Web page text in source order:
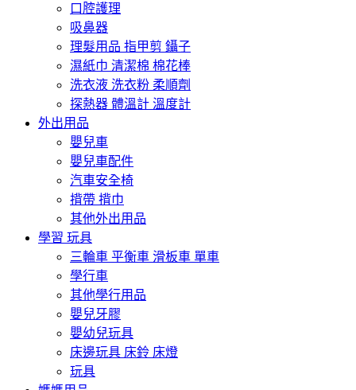
口腔護理
吸鼻器
理髮用品 指甲剪 鑷子
濕紙巾 清潔棉 棉花棒
洗衣液 洗衣粉 柔順劑
探熱器 體溫計 溫度計
外出用品
嬰兒車
嬰兒車配件
汽車安全椅
揹帶 揹巾
其他外出用品
學習 玩具
三輪車 平衡車 滑板車 單車
學行車
其他學行用品
嬰兒牙膠
嬰幼兒玩具
床邊玩具 床鈴 床燈
玩具